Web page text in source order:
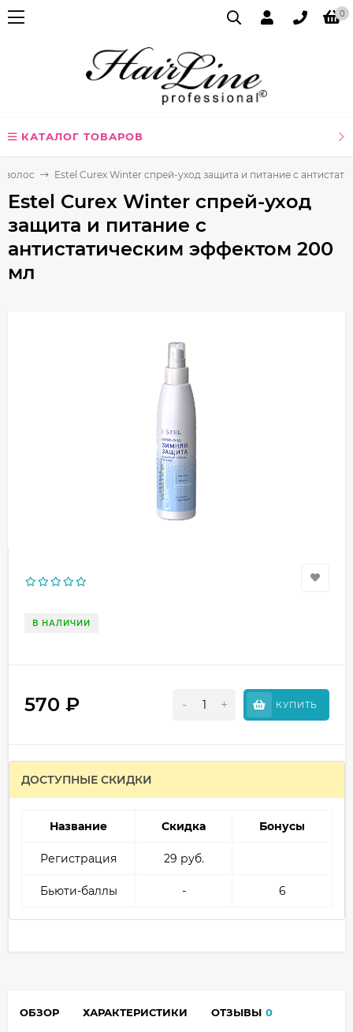
0
КАТАЛОГ ТОВАРОВ
волос Estel Curex Winter спрей-уход защита и питание с
Estel Curex Winter спрей-уход
защита и питание с
антистатическим эффектом 200
мл
В НАЛИЧИИ
570 ₽ - + КУПИТЬ
ДОСТУПНЫЕ СКИДКИ
Название Скидка Бонусы
Регистрация 29 руб.
Бьюти-баллы - 6
ОБЗОР ХАРАКТЕРИСТИКИ ОТЗЫВЫ 0